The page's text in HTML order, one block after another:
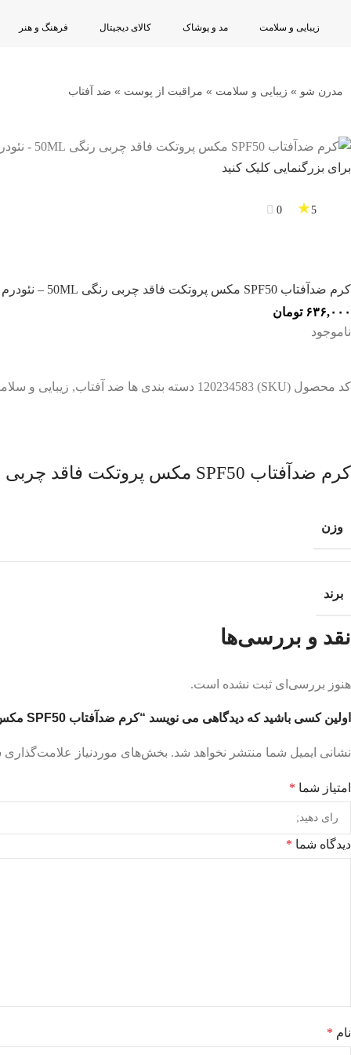
زیبایی و سلامت مد و پوشاک کالای دیجیتال فرهنگ و هنر
مدرن شو » زیبایی و سلامت » مراقبت از پوست » ضد آفتاب
برای بزرگنمایی کلیک کنید
5
★
کرم ضدآفتاب SPF50 مکس پروتکت فاقد چربی رنگی 50ML – نئودرم
۶۳۶,۰۰۰ تومان
ناموجود
کد محصول (SKU) 120234583 دسته بندی ها ضد آفتاب, زیبایی و
کرم ضدآفتاب SPF50 مکس پروتکت فاقد چربی رنگی 50ML – نئودرم
وزن
برند
نقد و بررسی‌ها
هنوز بررسی‌ای ثبت نشده است.
اولین کسی باشید که دیدگاهی می نویسد “کرم ضدآفتاب SPF50 مکس پروتکت فاقد چربی رنگی 50ML – نئودرم”
نشانی ایمیل شما منتشر نخواهد شد. بخش‌های موردنیاز علامت‌گذاری
امتیاز شما *
دیدگاه شما *
نام *
قیمت‌های